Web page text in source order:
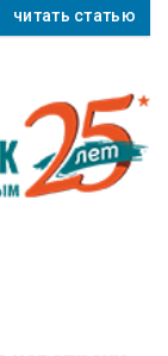
читать статью